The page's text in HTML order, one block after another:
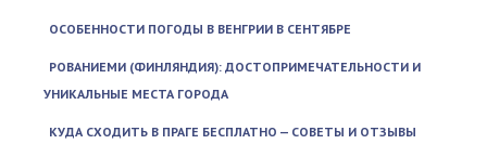
ОСОБЕННОСТИ ПОГОДЫ В ВЕНГРИИ В СЕНТЯБРЕ
РОВАНИЕМИ (ФИНЛЯНДИЯ): ДОСТОПРИМЕЧАТЕЛЬНОСТИ И
УНИКАЛЬНЫЕ МЕСТА ГОРОДА
КУДА СХОДИТЬ В ПРАГЕ БЕСПЛАТНО — СОВЕТЫ И ОТЗЫВЫ